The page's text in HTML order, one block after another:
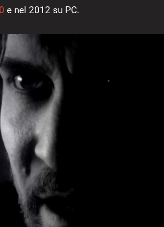
e nel 2012 su PC.